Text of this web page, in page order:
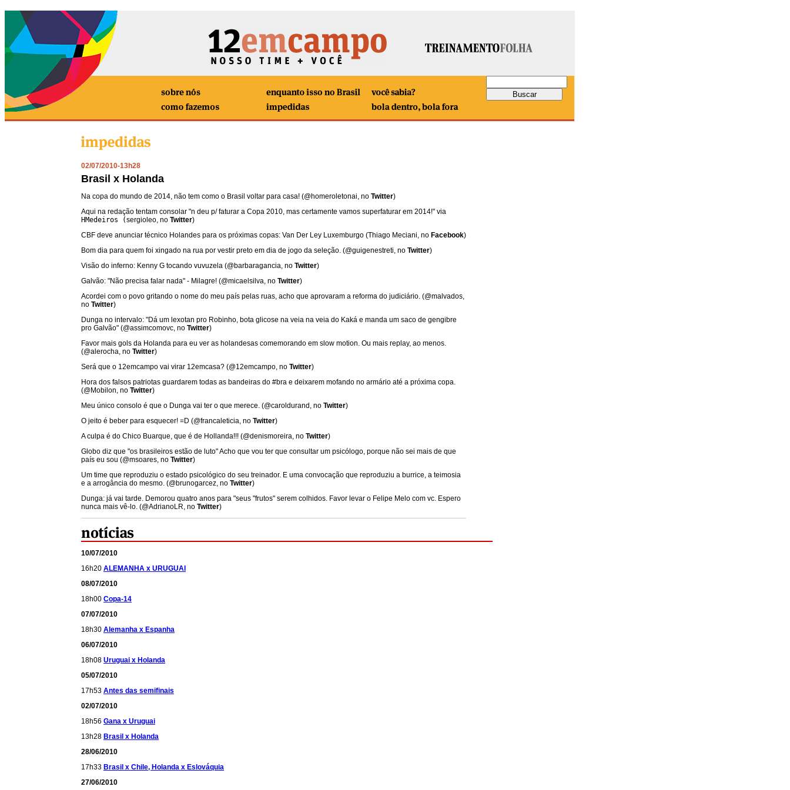
02/07/2010-13h28
Brasil x Holanda
Na copa do mundo de 2014, não tem como o Brasil voltar para casa! (@homeroletonai, no Twitter)
Aqui na redação tentam consolar "n deu p/ faturar a Copa 2010, mas certamente vamos superfaturar em 2014!" via
HMedeiros (sergioleo, no Twitter)
CBF deve anunciar técnico Holandes para os próximas copas: Van Der Ley Luxemburgo (Thiago Meciani, no Facebook)
Bom dia para quem foi xingado na rua por vestir preto em dia de jogo da seleção. (@guigenestreti, no Twitter)
Visão do inferno: Kenny G tocando vuvuzela (@barbaragancia, no Twitter)
Galvão: "Não precisa falar nada" - Milagre! (@micaelsilva, no Twitter)
Acordei com o povo gritando o nome do meu país pelas ruas, acho que aprovaram a reforma do judiciário. (@malvados,
no Twitter)
Dunga no intervalo: "Dá um lexotan pro Robinho, bota glicose na veia na veia do Kaká e manda um saco de gengibre
pro Galvão" (@assimcomovc, no Twitter)
Favor mais gols da Holanda para eu ver as holandesas comemorando em slow motion. Ou mais replay, ao menos.
(@alerocha, no Twitter)
Será que o 12emcampo vai virar 12emcasa? (@12emcampo, no Twitter)
Hora dos falsos patriotas guardarem todas as bandeiras do #bra e deixarem mofando no armário até a próxima copa.
(@Mobilon, no Twitter)
Meu único consolo é que o Dunga vai ter o que merece. (@caroldurand, no Twitter)
O jeito é beber para esquecer! =D (@francaleticia, no Twitter)
A culpa é do Chico Buarque, que é de Hollanda!!! (@denismoreira, no Twitter)
Globo diz que "os brasileiros estão de luto" Acho que vou ter que consultar um psicólogo, porque não sei mais de que
país eu sou (@msoares, no Twitter)
Um time que reproduziu o estado psicológico do seu treinador. E uma convocação que reproduziu a burrice, a teimosia
e a arrogância do mesmo. (@brunogarcez, no Twitter)
Dunga: já vai tarde. Demorou quatro anos para "seus "frutos" serem colhidos. Favor levar o Felipe Melo com vc. Espero
nunca mais vê-lo. (@AdrianoLR, no Twitter)
10/07/2010
16h20 ALEMANHA x URUGUAI
08/07/2010
18h00 Copa-14
07/07/2010
18h30 Alemanha x Espanha
06/07/2010
18h08 Uruguai x Holanda
05/07/2010
17h53 Antes das semifinais
02/07/2010
18h56 Gana x Uruguai
13h28 Brasil x Holanda
28/06/2010
17h33 Brasil x Chile, Holanda x Eslováquia
27/06/2010